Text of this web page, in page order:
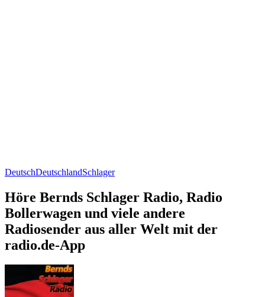
DeutschDeutschlandSchlager
Höre Bernds Schlager Radio, Radio
Bollerwagen und viele andere
Radiosender aus aller Welt mit der
radio.de-App